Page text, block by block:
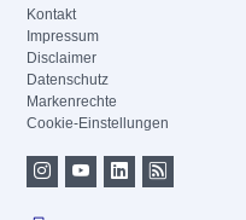
Kontakt
Impressum
Disclaimer
Datenschutz
Markenrechte
Cookie-Einstellungen